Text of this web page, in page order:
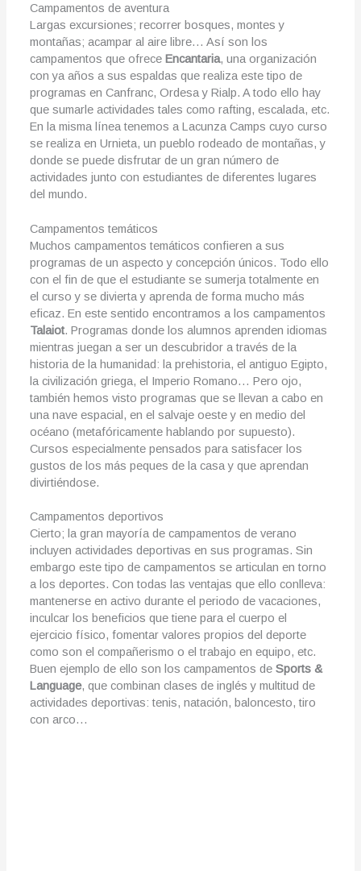
Campamentos de aventura
Largas excursiones; recorrer bosques, montes y
montañas; acampar al aire libre… Así son los
campamentos que ofrece Encantaria, una organización
con ya años a sus espaldas que realiza este tipo de
programas en Canfranc, Ordesa y Rialp. A todo ello hay
que sumarle actividades tales como rafting, escalada, etc.
En la misma línea tenemos a Lacunza Camps cuyo curso
se realiza en Urnieta, un pueblo rodeado de montañas, y
donde se puede disfrutar de un gran número de
actividades junto con estudiantes de diferentes lugares
del mundo.
Campamentos temáticos
Muchos campamentos temáticos confieren a sus
programas de un aspecto y concepción únicos. Todo ello
con el fin de que el estudiante se sumerja totalmente en
el curso y se divierta y aprenda de forma mucho más
eficaz. En este sentido encontramos a los campamentos
Talaiot. Programas donde los alumnos aprenden idiomas
mientras juegan a ser un descubridor a través de la
historia de la humanidad: la prehistoria, el antiguo Egipto,
la civilización griega, el Imperio Romano… Pero ojo,
también hemos visto programas que se llevan a cabo en
una nave espacial, en el salvaje oeste y en medio del
océano (metafóricamente hablando por supuesto).
Cursos especialmente pensados para satisfacer los
gustos de los más peques de la casa y que aprendan
divirtiéndose.
Campamentos deportivos
Cierto; la gran mayoría de campamentos de verano
incluyen actividades deportivas en sus programas. Sin
embargo este tipo de campamentos se articulan en torno
a los deportes. Con todas las ventajas que ello conlleva:
mantenerse en activo durante el periodo de vacaciones,
inculcar los beneficios que tiene para el cuerpo el
ejercicio físico, fomentar valores propios del deporte
como son el compañerismo o el trabajo en equipo, etc.
Buen ejemplo de ello son los campamentos deSports &
Language, que combinan clases de inglés y multitud de
actividades deportivas: tenis, natación, baloncesto, tiro
con arco…